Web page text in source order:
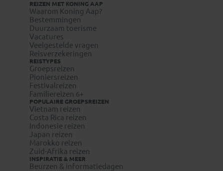
REIZEN MET KONING AAP
Waarom Koning Aap?
Bestemmingen
Duurzaam toerisme
Vacatures
Veelgestelde vragen
Reisverzekeringen
REISTYPES
Groepsreizen
Pioniersreizen
Festivalreizen
Familiereizen 6+
POPULAIRE GROEPSREIZEN
Vietnam reizen
Costa Rica reizen
Indonesie reizen
Japan reizen
Marokko reizen
Zuid-Afrika reizen
INSPIRATIE & MEER
Beurzen & informatiedagen